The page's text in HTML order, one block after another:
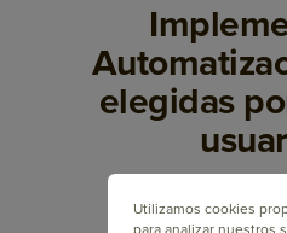
elegidas
Utilizamos cookies
para analizar nuestros